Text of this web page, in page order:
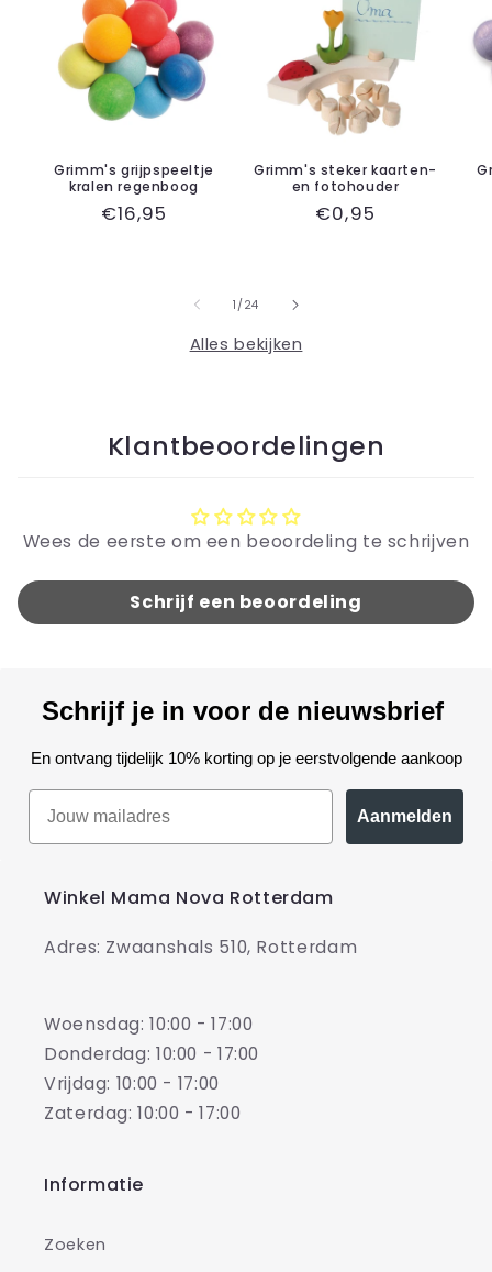
Grimm's grijpspeeltje
kralen regenboog
Normale
€16,95
Grimm's steker kaarten-
en fotohouder
Normale
€0,95
1 / van
24
Alles bekijken
Klantbeoordelingen
Wees de eerste om een beoordeling te schrijven
Schrijf een beoordeling
Schrijf je in voor de nieuwsbrief
En ontvang tijdelijk 10% korting op je eerstvolgende aankoop
Aanmelden
Winkel Mama Nova Rotterdam
Adres: Zwaanshals 510, Rotterdam
Woensdag: 10:00 - 17:00
Donderdag: 10:00 - 17:00
Vrijdag: 10:00 - 17:00
Zaterdag: 10:00 - 17:00
Informatie
Zoeken